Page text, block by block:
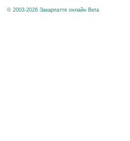
© 2003-2026 Закарпаття онлайн Beta